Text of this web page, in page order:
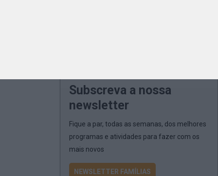
Subscreva a nossa
newsletter
Fique a par, todas as semanas, dos melhores
programas e atividades para fazer com os
mais novos
NEWSLETTER FAMÍLIAS